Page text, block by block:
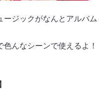
ージックがなんとアルバム
んなシーンで使えるよ！